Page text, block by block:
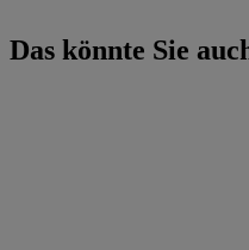
Das könnte Sie